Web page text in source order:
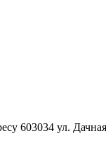
603034 ул.